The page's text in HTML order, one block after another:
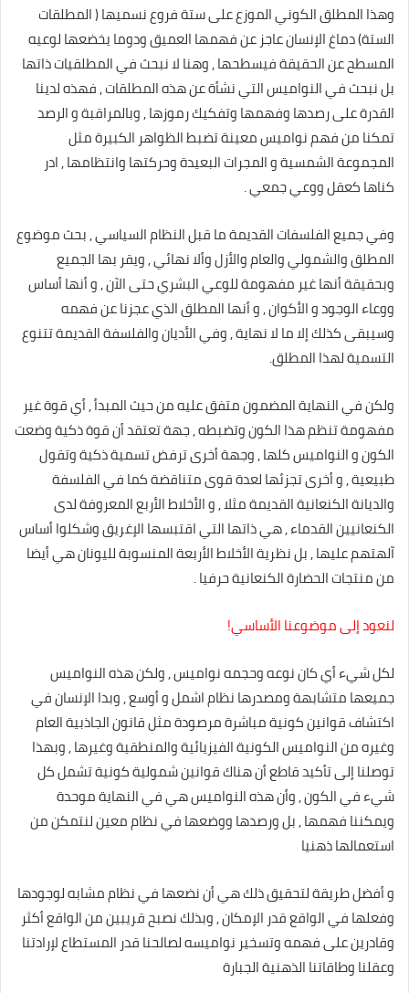
وهذا المطلق الكوني الموزع على ستة فروع نسميها ( المطلقات
الستة) دماغ الإنسان عاجز عن فهمها العميق ودوما يخضعها لوعيه
المسطح عن الحقيقة فيسطحها , وهنا لا نبحث في المطلقيات ذاتها
بل نبحث في النواميس التي نشأة عن هذه المطلقات , فهذه لدينا
القدرة على رصدها وفهمها وتفكيك رموزها , وبالمراقبة و الرصد
تمكنا من فهم نواميس معينة تضبط الظواهر الكبيرة مثل
المجموعة الشمسية و المجرات البعيدة وحركتها وانتظامها , ادر
كناها كعقل ووعي جمعي .
وفي جميع الفلسفات القديمة ما قبل النظام السياسي , بحث موضوع
المطلق والشمولي والعام والأزل وألا نهائي , ويقر بها الجميع
وبحقيقة أنها غير مفهومة للوعي البشري حتى الآن , و أنها أساس
ووعاء الوجود و الأكوان , و أنها المطلق الذي عجزنا عن فهمه
وسيبقى كذلك إلا ما لا نهاية , وفي الأديان والفلسفة القديمة تتنوع
التسمية لهذا المطلق.
ولكن في النهاية المضمون متفق عليه من حيث المبدأ , أي قوة غير
مفهومة تنظم هذا الكون وتضبطه , جهة تعتقد أن قوة ذكية وضعت
الكون و النواميس كلها , وجهة أخرى ترفض تسمية ذكية وتقول
طبيعية , و أخرى تجزئها لعدة قوى متناقضة كما في الفلسفة
والديانة الكنعانية القديمة مثلا , و الأخلاط الأربع المعروفة لدى
الكنعانيين القدماء , هي ذاتها التي اقتبسها الإغريق وشكلوا أساس
آلهتهم عليها , بل نظرية الأخلاط الأربعة المنسوبة لليونان هي أيضا
من منتجات الحضارة الكنعانية حرفيا .
لنعود إلى موضوعنا الأساسي!
لكل شيء أي كان نوعه وحجمه نواميس , ولكن هذه النواميس
جميعها متشابهة ومصدرها نظام اشمل و أوسع , وبدا الإنسان في
اكتشاف قوانين كونية مباشرة مرصودة مثل قانون الجاذبية العام
وغيره من النواميس الكونية الفيزيائية والمنطقية وغيرها , وبهذا
توصلنا إلى تأكيد قاطع أن هناك قوانين شمولية كونية تشمل كل
شيء في الكون , وأن هذه النواميس هي في النهاية موحدة
ويمكننا فهمها , بل ورصدها ووضعها في نظام معين لنتمكن من
استعمالها ذهنيا
و أفضل طريقة لتحقيق ذلك هي أن نضعها في نظام مشابه لوجودها
وفعلها في الواقع قدر الإمكان , وبذلك نصبح قريبين من الواقع أكثر
وقادرين على فهمه وتسخير نواميسه لصالحنا قدر المستطاع لإرادتنا
وعقلنا وطاقاتنا الذهنية الجبارة